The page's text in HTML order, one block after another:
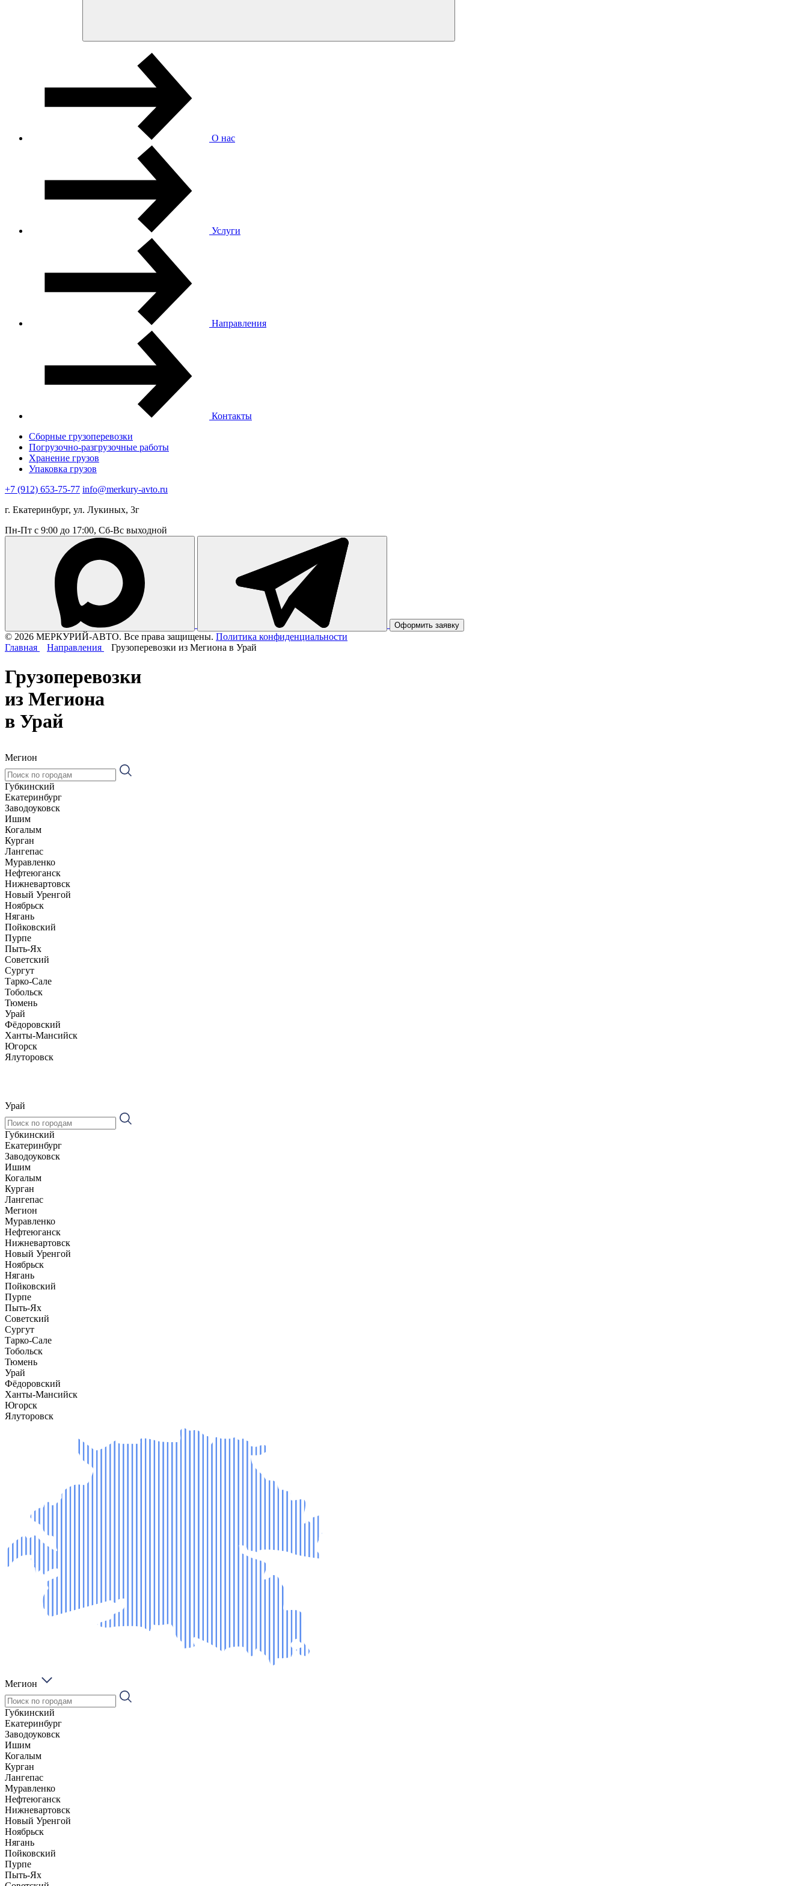
О нас
Услуги
Направления
Контакты
Сборные грузоперевозки
Погрузочно-разгрузочные работы
Хранение грузов
Упаковка грузов
+7 (912) 653-75-77 info@merkury-avto.ru
г. Екатеринбург, ул. Лукиных, 3г
Пн-Пт с 9:00 до 17:00, Сб-Вс выходной
Оформить заявку
© 2026 МЕРКУРИЙ-АВТО. Все права защищены. Политика конфиденциальности
Главная
Направления Грузоперевозки из Мегиона в Урай
Грузоперевозки
из Мегиона
в Урай
Мегион
Губкинский
Екатеринбург
Заводоуковск
Ишим
Когалым
Курган
Лангепас
Муравленко
Нефтеюганск
Нижневартовск
Новый Уренгой
Ноябрьск
Нягань
Пойковский
Пурпе
Пыть-Ях
Советский
Сургут
Тарко-Сале
Тобольск
Тюмень
Урай
Фёдоровский
Ханты-Мансийск
Югорск
Ялуторовск
Урай
Губкинский
Екатеринбург
Заводоуковск
Ишим
Когалым
Курган
Лангепас
Мегион
Муравленко
Нефтеюганск
Нижневартовск
Новый Уренгой
Ноябрьск
Нягань
Пойковский
Пурпе
Пыть-Ях
Советский
Сургут
Тарко-Сале
Тобольск
Тюмень
Урай
Фёдоровский
Ханты-Мансийск
Югорск
Ялуторовск
Мегион
Губкинский
Екатеринбург
Заводоуковск
Ишим
Когалым
Курган
Лангепас
Муравленко
Нефтеюганск
Нижневартовск
Новый Уренгой
Ноябрьск
Нягань
Пойковский
Пурпе
Пыть-Ях